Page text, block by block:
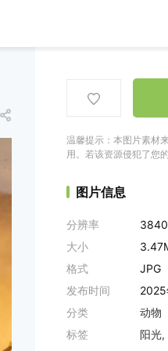
温馨提示：本图片素材
用。若该资源侵犯了您
图片信息
分辨率
大小
格式
JPG
发布时间
2025
分类
动物
标签
阳光